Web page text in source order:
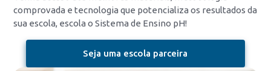
comprovada e tecnologia que potencializa os resultados da
sua escola, escola o Sistema de Ensino pH!
Seja uma escola parceira